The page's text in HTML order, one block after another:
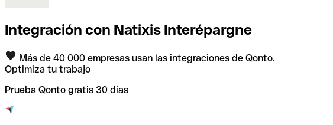
Integración con Natixis Interépargne
Más de 40 000 empresas usan las integraciones de Qonto.
Optimiza tu trabajo
Prueba Qonto gratis 30 días